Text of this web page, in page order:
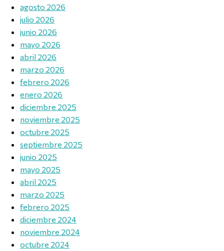
agosto 2026
julio 2026
junio 2026
mayo 2026
abril 2026
marzo 2026
febrero 2026
enero 2026
diciembre 2025
noviembre 2025
octubre 2025
septiembre 2025
junio 2025
mayo 2025
abril 2025
marzo 2025
febrero 2025
diciembre 2024
noviembre 2024
octubre 2024